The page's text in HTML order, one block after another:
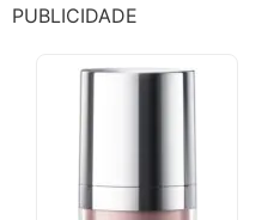
PUBLICIDADE